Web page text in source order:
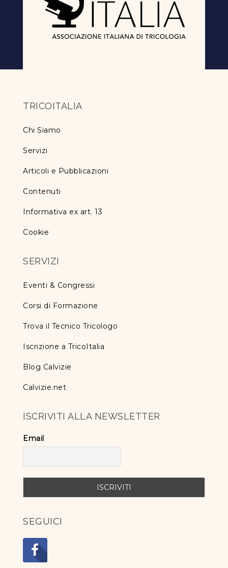
TRICOITALIA
Chi Siamo
Servizi
Articoli e Pubblicazioni
Contenuti
Informativa ex art. 13
Cookie
SERVIZI
Eventi & Congressi
Corsi di Formazione
Trova il Tecnico Tricologo
Iscrizione a TricoItalia
Blog Calvizie
Calvizie.net
ISCRIVITI ALLA NEWSLETTER
Email
SEGUICI